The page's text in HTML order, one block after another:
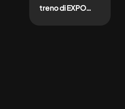
treno di EXPO